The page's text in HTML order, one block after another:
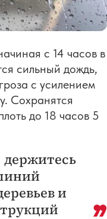
с 14 часов в
сильный дождь,
с усилением
Сохранятся
до 18 часов 5
держитесь
и